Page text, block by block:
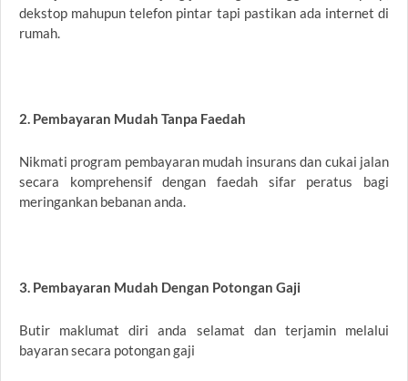
dekstop mahupun telefon pintar tapi pastikan ada internet di
rumah.
2. Pembayaran Mudah Tanpa Faedah
Nikmati program pembayaran mudah insurans dan cukai jalan
secara komprehensif dengan faedah sifar peratus bagi
meringankan bebanan anda.
3. Pembayaran Mudah Dengan Potongan Gaji
Butir maklumat diri anda selamat dan terjamin melalui
bayaran secara potongan gaji